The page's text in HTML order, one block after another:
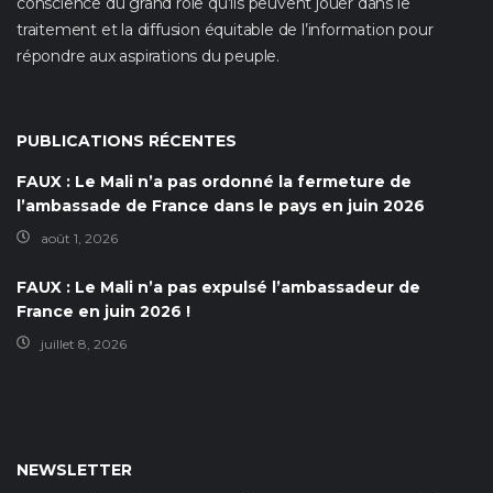
Au Mali comme dans ces pays, quelques blogueurs ont pris
conscience du grand rôle qu’ils peuvent jouer dans le
traitement et la diffusion équitable de l’information pour
PUBLICATIONS RÉCENTES
FAUX : Le Mali n’a pas ordonné la fermeture de
l’ambassade de France dans le pays en juin 2026
FAUX : Le Mali n’a pas expulsé l’ambassadeur de
France en juin 2026 !